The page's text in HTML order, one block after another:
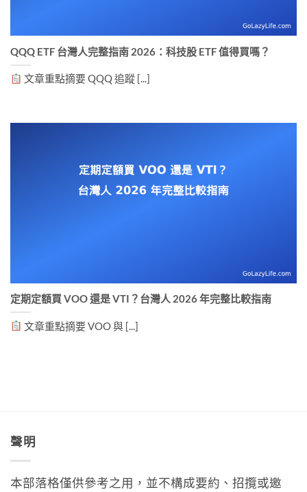
QQQ ETF 台灣人完整指南 2026：科技股 ETF 值得買嗎？
文章重點摘要 QQQ 追蹤 [...]
定期定額買 VOO 還是 VTI？台灣人 2026 年完整比較指南
文章重點摘要 VOO 與 [...]
聲明
本部落格僅供參考之用，並不構成要約、招攬或邀